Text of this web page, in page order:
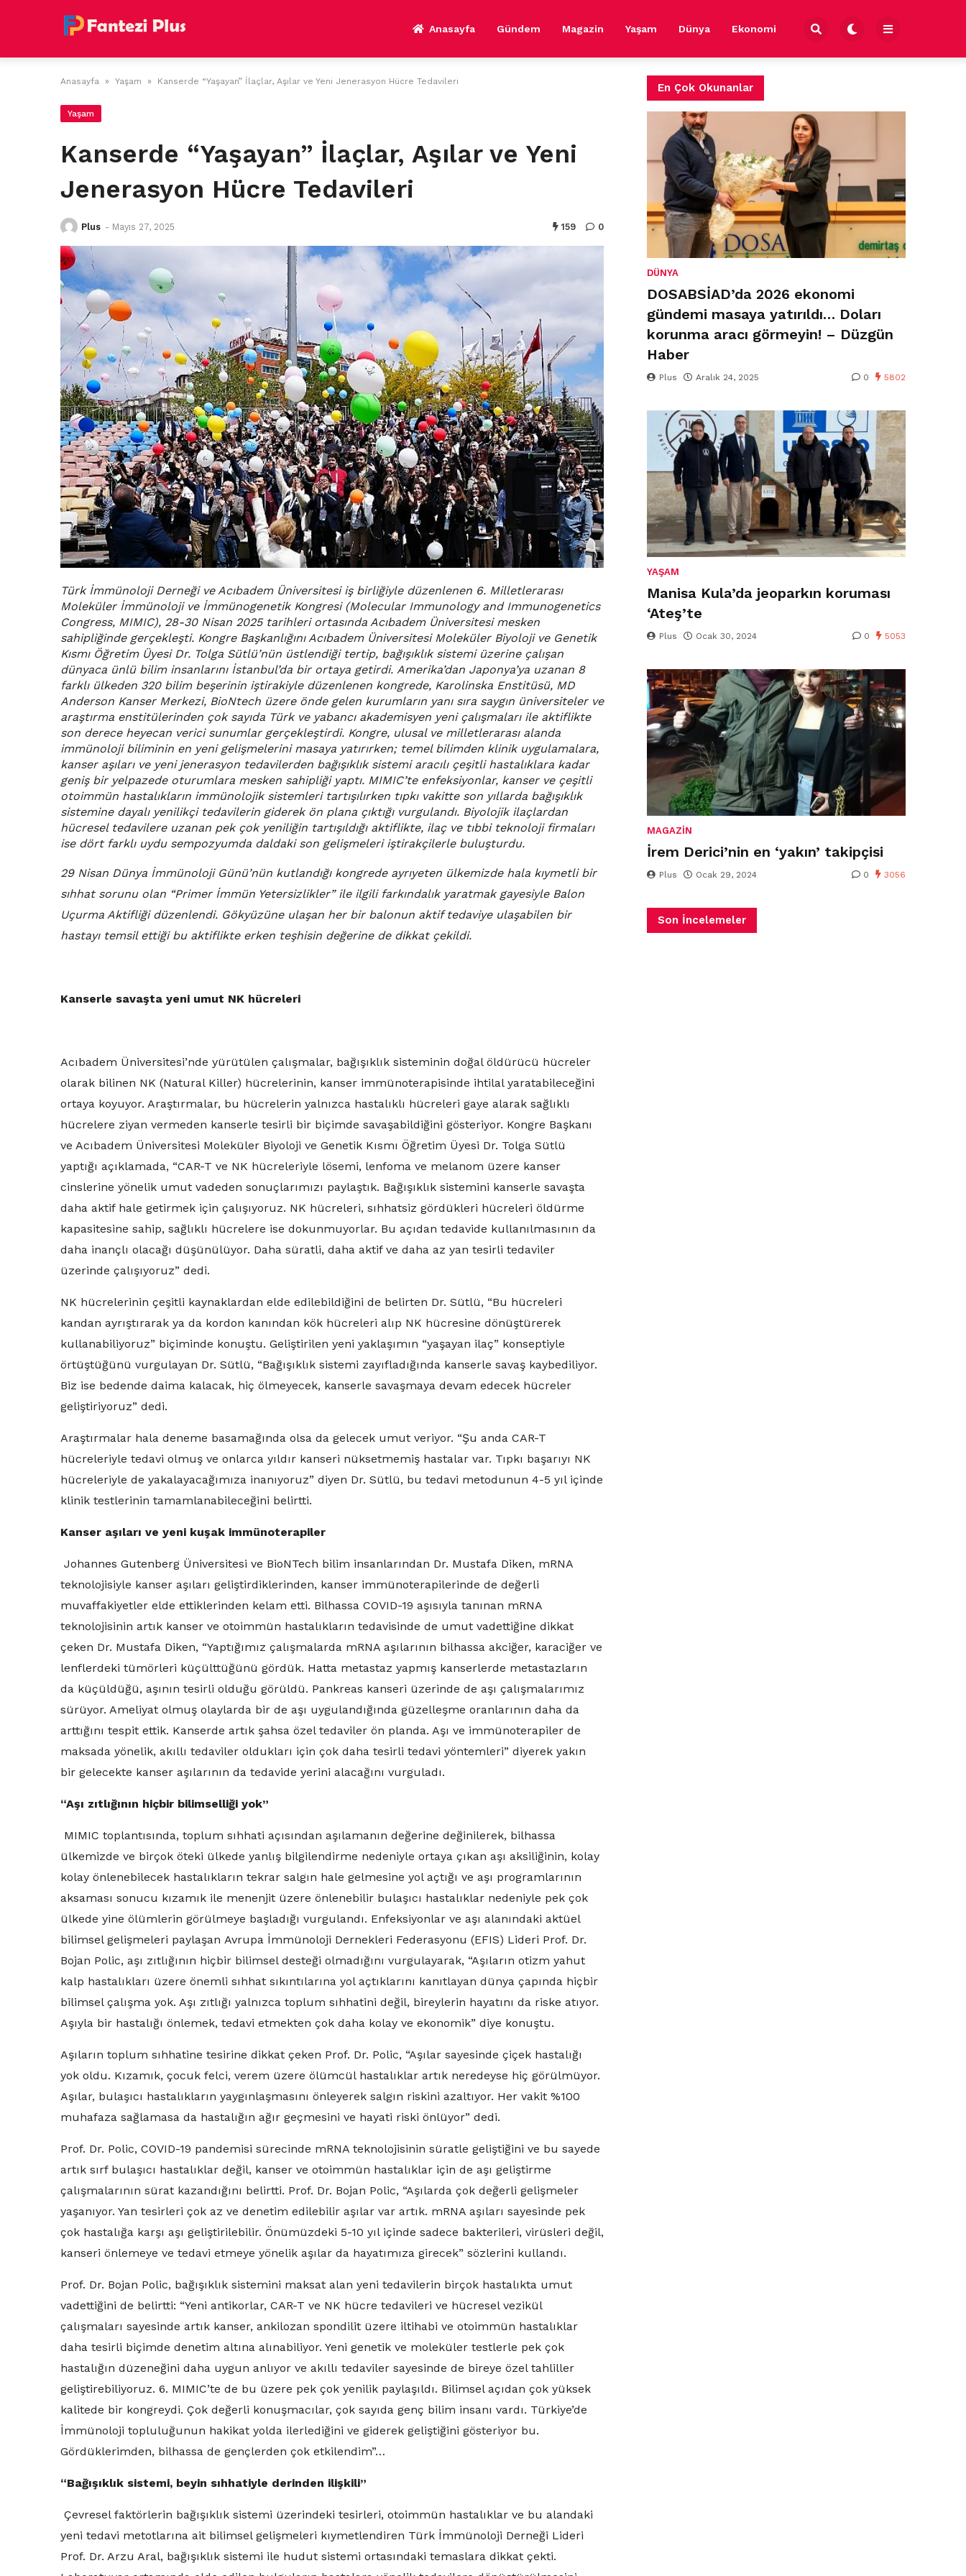
Anasayfa Gündem Magazin Yaşam Dünya Ekonomi
Anasayfa » Yaşam » Kanserde “Yaşayan” İlaçlar, Aşılar ve Yeni Jenerasyon Hücre Tedavileri
Yaşam
Kanserde “Yaşayan” İlaçlar, Aşılar ve Yeni
Jenerasyon Hücre Tedavileri
Plus - Mayıs 27, 2025 159 0
Türk İmmünoloji Derneği ve Acıbadem Üniversitesi iş birliğiyle düzenlenen 6. Milletlerarası
Moleküler İmmünoloji ve İmmünogenetik Kongresi (Molecular Immunology and Immunogenetics
Congress, MIMIC), 28-30 Nisan 2025 tarihleri ortasında Acıbadem Üniversitesi mesken
sahipliğinde gerçekleşti. Kongre Başkanlığını Acıbadem Üniversitesi Moleküler Biyoloji ve Genetik
Kısmı Öğretim Üyesi Dr. Tolga Sütlü’nün üstlendiği tertip, bağışıklık sistemi üzerine çalışan
dünyaca ünlü bilim insanlarını İstanbul’da bir ortaya getirdi. Amerika’dan Japonya’ya uzanan 8
farklı ülkeden 320 bilim beşerinin iştirakiyle düzenlenen kongrede, Karolinska Enstitüsü, MD
Anderson Kanser Merkezi, BioNtech üzere önde gelen kurumların yanı sıra saygın üniversiteler ve
araştırma enstitülerinden çok sayıda Türk ve yabancı akademisyen yeni çalışmaları ile aktiflikte
son derece heyecan verici sunumlar gerçekleştirdi. Kongre, ulusal ve milletlerarası alanda
immünoloji biliminin en yeni gelişmelerini masaya yatırırken; temel bilimden klinik uygulamalara,
kanser aşıları ve yeni jenerasyon tedavilerden bağışıklık sistemi aracılı çeşitli hastalıklara kadar
geniş bir yelpazede oturumlara mesken sahipliği yaptı. MIMIC’te enfeksiyonlar, kanser ve çeşitli
otoimmün hastalıkların immünolojik sistemleri tartışılırken tıpkı vakitte son yıllarda bağışıklık
sistemine dayalı yenilikçi tedavilerin giderek ön plana çıktığı vurgulandı. Biyolojik ilaçlardan
hücresel tedavilere uzanan pek çok yeniliğin tartışıldığı aktiflikte, ilaç ve tıbbi teknoloji firmaları
ise dört farklı uydu sempozyumda daldaki son gelişmeleri iştirakçilerle buluşturdu.
29 Nisan Dünya İmmünoloji Günü’nün kutlandığı kongrede ayrıyeten ülkemizde hala kıymetli bir
sıhhat sorunu olan “Primer İmmün Yetersizlikler” ile ilgili farkındalık yaratmak gayesiyle Balon
Uçurma Aktifliği düzenlendi. Gökyüzüne ulaşan her bir balonun aktif tedaviye ulaşabilen bir
hastayı temsil ettiği bu aktiflikte erken teşhisin değerine de dikkat çekildi.
Kanserle savaşta yeni umut NK hücreleri
Acıbadem Üniversitesi’nde yürütülen çalışmalar, bağışıklık sisteminin doğal öldürücü hücreler
olarak bilinen NK (Natural Killer) hücrelerinin, kanser immünoterapisinde ihtilal yaratabileceğini
ortaya koyuyor. Araştırmalar, bu hücrelerin yalnızca hastalıklı hücreleri gaye alarak sağlıklı
hücrelere ziyan vermeden kanserle tesirli bir biçimde savaşabildiğini gösteriyor. Kongre Başkanı
ve Acıbadem Üniversitesi Moleküler Biyoloji ve Genetik Kısmı Öğretim Üyesi Dr. Tolga Sütlü
yaptığı açıklamada, “CAR-T ve NK hücreleriyle lösemi, lenfoma ve melanom üzere kanser
cinslerine yönelik umut vadeden sonuçlarımızı paylaştık. Bağışıklık sistemini kanserle savaşta
daha aktif hale getirmek için çalışıyoruz. NK hücreleri, sıhhatsiz gördükleri hücreleri öldürme
kapasitesine sahip, sağlıklı hücrelere ise dokunmuyorlar. Bu açıdan tedavide kullanılmasının da
daha inançlı olacağı düşünülüyor. Daha süratli, daha aktif ve daha az yan tesirli tedaviler
üzerinde çalışıyoruz” dedi.
NK hücrelerinin çeşitli kaynaklardan elde edilebildiğini de belirten Dr. Sütlü, “Bu hücreleri
kandan ayrıştırarak ya da kordon kanından kök hücreleri alıp NK hücresine dönüştürerek
kullanabiliyoruz” biçiminde konuştu. Geliştirilen yeni yaklaşımın “yaşayan ilaç” konseptiyle
örtüştüğünü vurgulayan Dr. Sütlü, “Bağışıklık sistemi zayıfladığında kanserle savaş kaybediliyor.
Biz ise bedende daima kalacak, hiç ölmeyecek, kanserle savaşmaya devam edecek hücreler
geliştiriyoruz” dedi.
Araştırmalar hala deneme basamağında olsa da gelecek umut veriyor. “Şu anda CAR-T
hücreleriyle tedavi olmuş ve onlarca yıldır kanseri nüksetmemiş hastalar var. Tıpkı başarıyı NK
hücreleriyle de yakalayacağımıza inanıyoruz” diyen Dr. Sütlü, bu tedavi metodunun 4-5 yıl içinde
klinik testlerinin tamamlanabileceğini belirtti.
Kanser aşıları ve yeni kuşak immünoterapiler
Johannes Gutenberg Üniversitesi ve BioNTech bilim insanlarından Dr. Mustafa Diken, mRNA
teknolojisiyle kanser aşıları geliştirdiklerinden, kanser immünoterapilerinde de değerli
muvaffakiyetler elde ettiklerinden kelam etti. Bilhassa COVID-19 aşısıyla tanınan mRNA
teknolojisinin artık kanser ve otoimmün hastalıkların tedavisinde de umut vadettiğine dikkat
çeken Dr. Mustafa Diken, “Yaptığımız çalışmalarda mRNA aşılarının bilhassa akciğer, karaciğer ve
lenflerdeki tümörleri küçülttüğünü gördük. Hatta metastaz yapmış kanserlerde metastazların
da küçüldüğü, aşının tesirli olduğu görüldü. Pankreas kanseri üzerinde de aşı çalışmalarımız
sürüyor. Ameliyat olmuş olaylarda bir de aşı uygulandığında güzelleşme oranlarının daha da
arttığını tespit ettik. Kanserde artık şahsa özel tedaviler ön planda. Aşı ve immünoterapiler de
maksada yönelik, akıllı tedaviler oldukları için çok daha tesirli tedavi yöntemleri” diyerek yakın
bir gelecekte kanser aşılarının da tedavide yerini alacağını vurguladı.
“Aşı zıtlığının hiçbir bilimselliği yok”
MIMIC toplantısında, toplum sıhhati açısından aşılamanın değerine değinilerek, bilhassa
ülkemizde ve birçok öteki ülkede yanlış bilgilendirme nedeniyle ortaya çıkan aşı aksiliğinin, kolay
kolay önlenebilecek hastalıkların tekrar salgın hale gelmesine yol açtığı ve aşı programlarının
aksaması sonucu kızamık ile menenjit üzere önlenebilir bulaşıcı hastalıklar nedeniyle pek çok
ülkede yine ölümlerin görülmeye başladığı vurgulandı. Enfeksiyonlar ve aşı alanındaki aktüel
bilimsel gelişmeleri paylaşan Avrupa İmmünoloji Dernekleri Federasyonu (EFIS) Lideri Prof. Dr.
Bojan Polic, aşı zıtlığının hiçbir bilimsel desteği olmadığını vurgulayarak, “Aşıların otizm yahut
kalp hastalıkları üzere önemli sıhhat sıkıntılarına yol açtıklarını kanıtlayan dünya çapında hiçbir
bilimsel çalışma yok. Aşı zıtlığı yalnızca toplum sıhhatini değil, bireylerin hayatını da riske atıyor.
Aşıyla bir hastalığı önlemek, tedavi etmekten çok daha kolay ve ekonomik” diye konuştu.
Aşıların toplum sıhhatine tesirine dikkat çeken Prof. Dr. Polic, “Aşılar sayesinde çiçek hastalığı
yok oldu. Kızamık, çocuk felci, verem üzere ölümcül hastalıklar artık neredeyse hiç görülmüyor.
Aşılar, bulaşıcı hastalıkların yaygınlaşmasını önleyerek salgın riskini azaltıyor. Her vakit %100
muhafaza sağlamasa da hastalığın ağır geçmesini ve hayati riski önlüyor” dedi.
Prof. Dr. Polic, COVID-19 pandemisi sürecinde mRNA teknolojisinin süratle geliştiğini ve bu sayede
artık sırf bulaşıcı hastalıklar değil, kanser ve otoimmün hastalıklar için de aşı geliştirme
çalışmalarının sürat kazandığını belirtti. Prof. Dr. Bojan Polic, “Aşılarda çok değerli gelişmeler
yaşanıyor. Yan tesirleri çok az ve denetim edilebilir aşılar var artık. mRNA aşıları sayesinde pek
çok hastalığa karşı aşı geliştirilebilir. Önümüzdeki 5-10 yıl içinde sadece bakterileri, virüsleri değil,
kanseri önlemeye ve tedavi etmeye yönelik aşılar da hayatımıza girecek” sözlerini kullandı.
Prof. Dr. Bojan Polic, bağışıklık sistemini maksat alan yeni tedavilerin birçok hastalıkta umut
vadettiğini de belirtti: “Yeni antikorlar, CAR-T ve NK hücre tedavileri ve hücresel vezikül
çalışmaları sayesinde artık kanser, ankilozan spondilit üzere iltihabi ve otoimmün hastalıklar
daha tesirli biçimde denetim altına alınabiliyor. Yeni genetik ve moleküler testlerle pek çok
hastalığın düzeneğini daha uygun anlıyor ve akıllı tedaviler sayesinde de bireye özel tahliller
geliştirebiliyoruz. 6. MIMIC’te de bu üzere pek çok yenilik paylaşıldı. Bilimsel açıdan çok yüksek
kalitede bir kongreydi. Çok değerli konuşmacılar, çok sayıda genç bilim insanı vardı. Türkiye’de
İmmünoloji topluluğunun hakikat yolda ilerlediğini ve giderek geliştiğini gösteriyor bu.
Gördüklerimden, bilhassa de gençlerden çok etkilendim”…
“Bağışıklık sistemi, beyin sıhhatiyle derinden ilişkili”
Çevresel faktörlerin bağışıklık sistemi üzerindeki tesirleri, otoimmün hastalıklar ve bu alandaki
yeni tedavi metotlarına ait bilimsel gelişmeleri kıymetlendiren Türk İmmünoloji Derneği Lideri
Prof. Dr. Arzu Aral, bağışıklık sistemi ile hudut sistemi ortasındaki temaslara dikkat çekti.
En Çok Okunanlar
DÜNYA
DOSABSİAD’da 2026 ekonomi
gündemi masaya yatırıldı… Doları
korunma aracı görmeyin! – Düzgün
Haber
Plus Aralık 24, 2025 0 5802
YAŞAM
Manisa Kula’da jeoparkın koruması
‘Ateş’te
Plus Ocak 30, 2024 0 5053
MAGAZIN
İrem Derici’nin en ‘yakın’ takipçisi
Plus Ocak 29, 2024 0 3056
Son İncelemeler